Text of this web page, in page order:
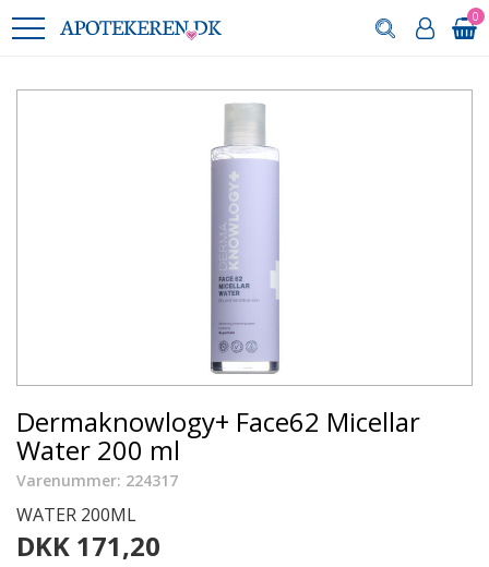
0
Dermaknowlogy+ Face62 Micellar
Water 200 ml
Varenummer: 224317
WATER 200ML
DKK 171,20